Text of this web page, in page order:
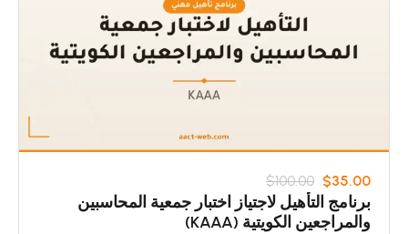
$100.00 $35.00
برنامج التأهيل لاجتياز اختبار جمعية المحاسبين
والمراجعين الكويتية (KAAA)